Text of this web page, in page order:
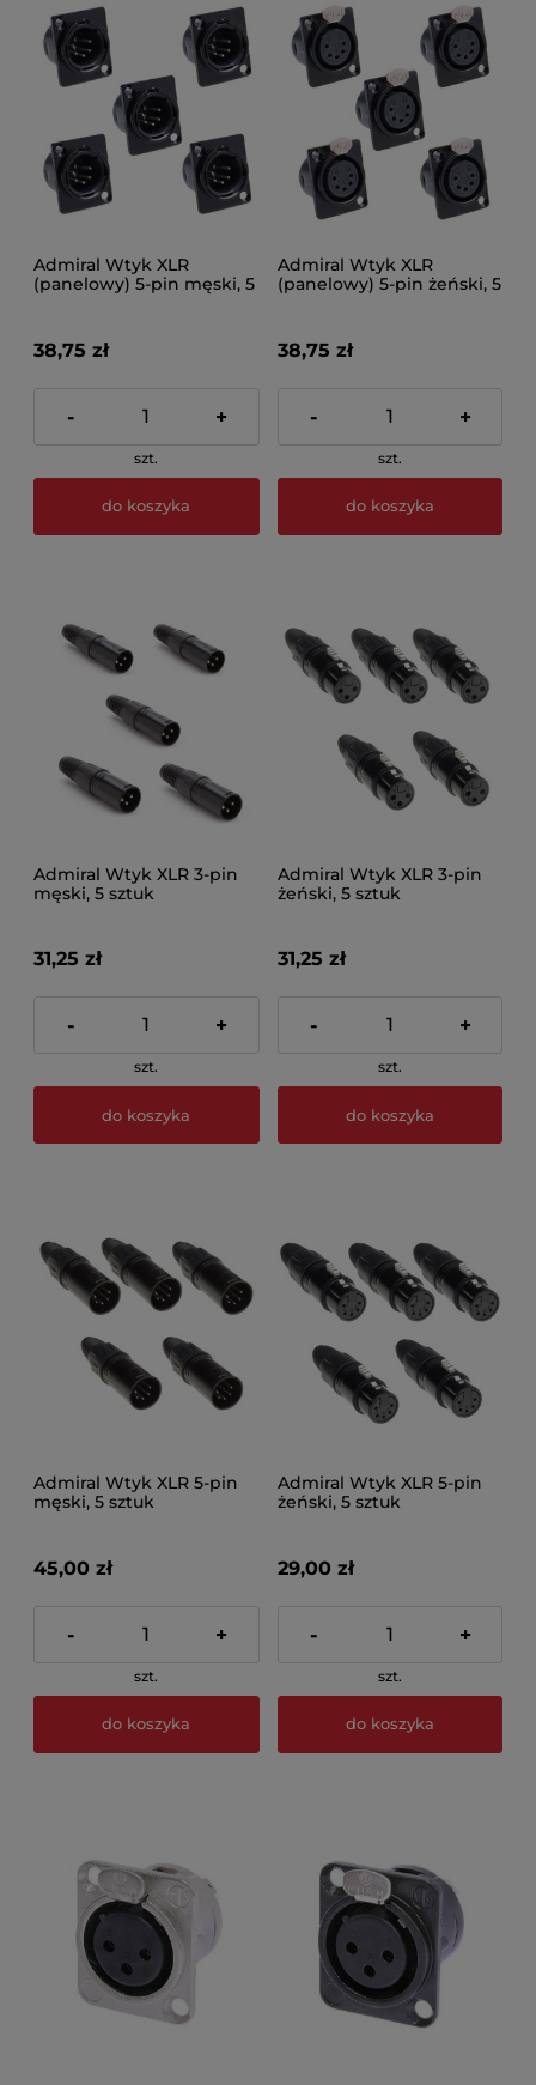
Admiral Wtyk XLR
(panelowy) 5-pin męski, 5
38,75 zł
- +
szt.
do koszyka
Admiral Wtyk XLR
(panelowy) 5-pin żeński, 5
38,75 zł
- +
szt.
do koszyka
Admiral Wtyk XLR 3-pin
męski, 5 sztuk
31,25 zł
- +
szt.
do koszyka
Admiral Wtyk XLR 3-pin
żeński, 5 sztuk
31,25 zł
- +
szt.
do koszyka
Admiral Wtyk XLR 5-pin
męski, 5 sztuk
45,00 zł
- +
szt.
do koszyka
Admiral Wtyk XLR 5-pin
żeński, 5 sztuk
29,00 zł
- +
szt.
do koszyka